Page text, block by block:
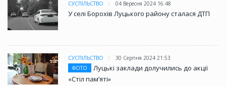
СУСПІЛЬСТВО 04 Вересня 2024 16:48
У селі Борохів Луцького району сталася ДТП
СУСПІЛЬСТВО
30 Серпня 2024 21:53
ФОТО
Луцькі заклади долучились до акції
«Стіл памʼяті»